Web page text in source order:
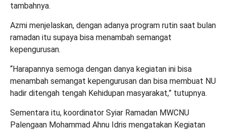
tambahnya.
Azmi menjelaskan, dengan adanya program rutin saat bulan
ramadan itu supaya bisa menambah semangat
kepengurusan.
“Harapannya semoga dengan danya kegiatan ini bisa
menambah semangat kepengurusan dan bisa membuat NU
hadir ditengah tengah Kehidupan masyarakat,” tutupnya.
Sementara itu, koordinator Syiar Ramadan MWCNU
Palengaan Mohammad Ahnu Idris mengatakan Kegiatan